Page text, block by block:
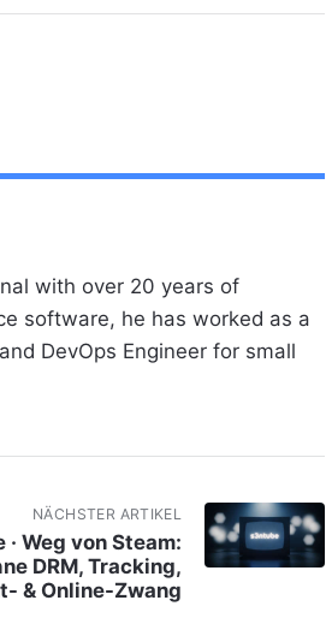
with over 20 years of
software, he has worked as a
DevOps Engineer for small
NÄCHSTER ARTIKEL
· Weg von Steam:
DRM, Tracking,
& Online-Zwang